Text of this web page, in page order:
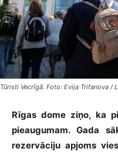
Tūristi Vecrīgā. Foto: Evija Trifanova /
Rīgas dome ziņo, ka
pieaugumam. Gada
rezervāciju apjoms